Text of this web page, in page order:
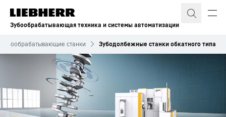
Зубообрабатывающая техника и системы автоматизации
Зубообрабатывающие станки Зубодолбежные станки обкатного типа